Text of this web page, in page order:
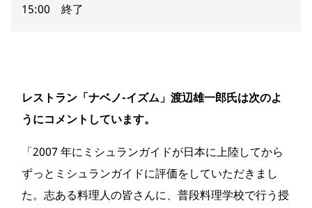
15:00 終了
レストラン「ナベノ-イズム」渡辺雄一郎氏は次のよ
うにコメントしています。
「2007 年にミシュランガイドが日本に上陸してから
ずっとミシュランガイドに評価をしていただきまし
た。志ある料理人の皆さんに、普段料理学校で行う授